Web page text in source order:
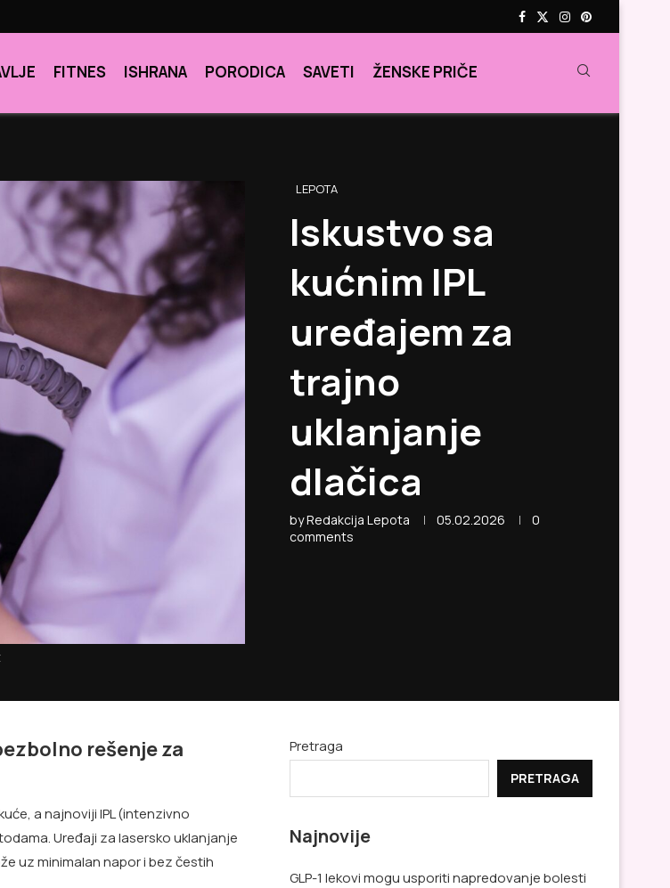
FITNES ISHRANA PORODICA SAVETI ŽENSKE PRIČE
LEPOTA
Iskustvo sa
kućnim IPL
uređajem za
trajno
uklanjanje
dlačica
byRedakcija Lepota 05.02.2026
0
comments
rešenje za
a najnoviji IPL (intenzivno
Uređaji za lasersko uklanjanje
uz minimalan napor i bez čestih
Pretraga
PRETRAGA
Najnovije
GLP-1 lekovi mogu usporiti napredovanje bolesti